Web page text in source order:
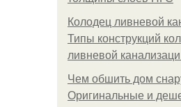
Колодец ливневой
Типы конструкций
ливневой
Чем обшить дом
Оригинальные и